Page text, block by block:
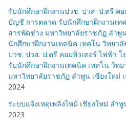
รับนักศึกษาฝึกงานปวช. ปวส. ป.ตรี ค
บัญชี การตลาด รับนักศึกษาฝึกงานเท
สารพัดช่าง มหาวิทยาลัยราชภัฏ ลำพู
นักศึกษาฝึกงานเทคนิค เทคโน วิทยา
ปวช. ปวส. ป.ตรี คอมพิวเตอร์ ไฟฟ้า
รับนักศึกษาฝึกงานเทคนิค เทคโน วิท
มหาวิทยาลัยราชภัฏ ลำพูน เชียงใหม่
2024
ระบบแจ้งเหตุเพลิงไหม้ เชียงใหม่ ลำ
2023